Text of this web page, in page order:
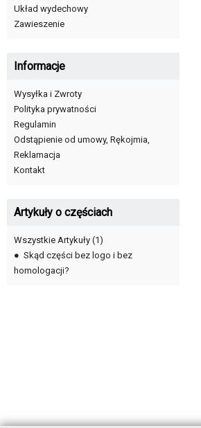
Układ wydechowy
Zawieszenie
Informacje
Wysyłka i Zwroty
Polityka prywatności
Regulamin
Odstąpienie od umowy, Rękojmia,
Reklamacja
Kontakt
Artykuły o częściach
Wszystkie Artykuły (1)
● Skąd części bez logo i bez
homologacji?